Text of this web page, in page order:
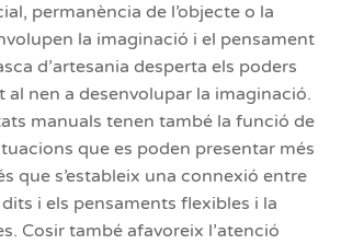
permanència de l’objecte o la
la imaginació i el pensament
d’artesania desperta els poders
al nen a desenvolupar la imaginació.
manuals tenen també la funció de
que es poden presentar més
que s’estableix una connexió entre
i els pensaments flexibles i la
Cosir també afavoreix l’atenció